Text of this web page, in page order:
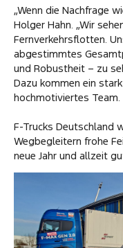
„Wenn die Nachfrage
Holger Hahn. „Wir
Fernverkehrsflotten.
abgestimmtes
und Robustheit – zu
Dazu kommen ein
hochmotiviertes Team.
F-Trucks Deutschland
Wegbegleitern frohe
neue Jahr und allzeit